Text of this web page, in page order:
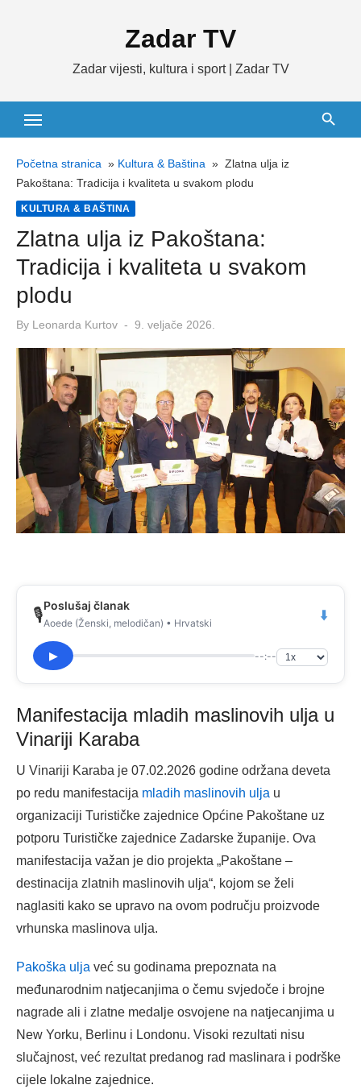
Zadar TV
Zadar vijesti, kultura i sport | Zadar TV
Početna stranica » Kultura & Baština » Zlatna ulja iz
Pakoštana: Tradicija i kvaliteta u svakom plodu
KULTURA & BAŠTINA
Zlatna ulja iz Pakoštana:
Tradicija i kvaliteta u svakom
plodu
By Leonarda Kurtov
Posted
9. veljače 2026.
🎙️Poslušaj članak
Aoede (Ženski, melodičan) • Hrvatski ⬇️
▶ --:--
Manifestacija mladih maslinovih ulja u
Vinariji Karaba
U Vinariji Karaba je 07.02.2026 godine održana deveta
po redu manifestacija mladih maslinovih ulja u
organizaciji Turističke zajednice Općine Pakoštane uz
potporu Turističke zajednice Zadarske županije. Ova
manifestacija važan je dio projekta „Pakoštane –
destinacija zlatnih maslinovih ulja“, kojom se želi
naglasiti kako se upravo na ovom području proizvode
vrhunska maslinova ulja.
Pakoška ulja već su godinama prepoznata na
međunarodnim natjecanjima o čemu svjedoče i brojne
nagrade ali i zlatne medalje osvojene na natjecanjima u
New Yorku, Berlinu i Londonu. Visoki rezultati nisu
slučajnost, već rezultat predanog rad maslinara i podrške
cijele lokalne zajednice.